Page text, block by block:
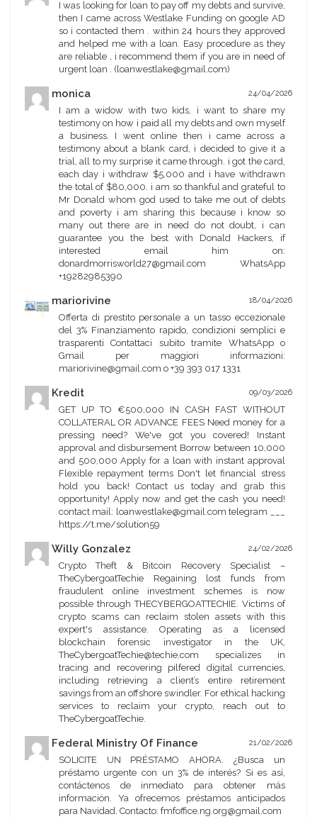
I was looking for loan to pay off my debts and survive,
then I came across Westlake Funding on google AD
so i contacted them . within 24 hours they approved
and helped me with a loan. Easy procedure as they
are reliable , i recommend them if you are in need of
urgent loan . (loanwestlake@gmail.com)
monica 24/04/2026
I am a widow with two kids, i want to share my
testimony on how i paid all my debts and own myself
a business. I went online then i came across a
testimony about a blank card, i decided to give it a
trial, all to my surprise it came through. i got the card,
each day i withdraw $5,000 and i have withdrawn
the total of $80,000. i am so thankful and grateful to
Mr Donald whom god used to take me out of debts
and poverty i am sharing this because i know so
many out there are in need do not doubt, i can
guarantee you the best with Donald Hackers, if
interested email him on:
donardmorrisworld27@gmail.com WhatsApp
+19282985390
mariorivine 18/04/2026
Offerta di prestito personale a un tasso eccezionale
del 3% Finanziamento rapido, condizioni semplici e
trasparenti Contattaci subito tramite WhatsApp o
Gmail per maggiori informazioni:
mariorivine@gmail.com o +39 393 017 1331
Kredit 09/03/2026
GET UP TO €500,000 IN CASH FAST WITHOUT
COLLATERAL OR ADVANCE FEES Need money for a
pressing need? We've got you covered! Instant
approval and disbursement Borrow between 10,000
and 500,000 Apply for a loan with instant approval
Flexible repayment terms Don't let financial stress
hold you back! Contact us today and grab this
opportunity! Apply now and get the cash you need!
contact mail: loanwestlake@gmail.com telegram ___
https://t.me/solution59
Willy Gonzalez 24/02/2026
Crypto Theft & Bitcoin Recovery Specialist –
TheCybergoatTechie Regaining lost funds from
fraudulent online investment schemes is now
possible through THECYBERGOATTECHIE. Victims of
crypto scams can reclaim stolen assets with this
expert's assistance. Operating as a licensed
blockchain forensic investigator in the UK,
TheCybergoatTechie@techie.com specializes in
tracing and recovering pilfered digital currencies,
including retrieving a client’s entire retirement
savings from an offshore swindler. For ethical hacking
services to reclaim your crypto, reach out to
TheCybergoatTechie.
Federal Ministry Of Finance 21/02/2026
SOLICITE UN PRÉSTAMO AHORA. ¿Busca un
préstamo urgente con un 3% de interés? Si es así,
contáctenos de inmediato para obtener más
información. Ya ofrecemos préstamos anticipados
para Navidad. Contacto: fmfoffice.ng.org@gmail.com